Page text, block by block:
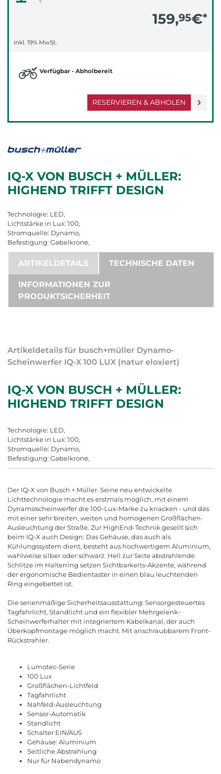
159,95€*
inkl. 19% MwSt.
RESERVIEREN & ABHOLEN
Verfügbar - Abholbereit
IQ-X VON BUSCH + MÜLLER:
HIGHEND TRIFFT DESIGN
Technologie: LED,
Lichtstärke in Lux: 100,
Stromquelle: Dynamo,
Befestigung: Gabelkrone,
ARTIKELDETAILS TECHNISCHE DATEN
INFORMATIONEN ZUR
PRODUKTSICHERHEIT
Artikeldetails für busch+müller Dynamo-
Scheinwerfer IQ-X 100 LUX (natur eloxiert)
IQ-X VON BUSCH + MÜLLER:
HIGHEND TRIFFT DESIGN
Technologie: LED,
Lichtstärke in Lux: 100,
Stromquelle: Dynamo,
Befestigung: Gabelkrone,
Der IQ-X von Busch + Müller. Seine neu entwickelte
Lichttechnologie macht es erstmals möglich, mit einem
Dynamoscheinwerfer die 100-Lux-Marke zu knacken - und das
mit einer sehr breiten, weiten und homogenen Großflächen-
Ausleuchtung der Straße. Zur HighEnd-Technik gesellt sich
beim IQ-X auch Design: Das Gehäuse, das auch als
Kühlungssystem dient, besteht aus hochwertigem Aluminium,
wahlweise silber oder schwarz. Hell zur Seite abstrahlende
Schlitze im Halterring setzen Sichtbarkeits-Akzente, während
der ergonomische Bedientaster in einen blau leuchtenden
Ring eingebettet ist.
Die serienmäßige Sicherheitsausstattung: Sensorgesteuertes
Tagfahrlicht, Standlicht und ein flexibler Mehrgelenk-
Scheinwerferhalter mit integriertem Kabelkanal, der auch
Überkopfmontage möglich macht. Mit anschraubbarem Front-
Rückstrahler.
Lumotec-Serie
100 Lux
Großflächen-Lichtfeld
Tagfahrlicht
Nahfeld-Ausleuchtung
Sensor-Automatik
Standlicht
Schalter EIN/AUS
Gehäuse: Aluminium
Seitliche Abstrahlung
Nur für Nabendynamo